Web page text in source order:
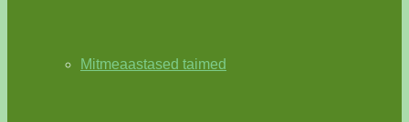
Mitmeaastased taimed